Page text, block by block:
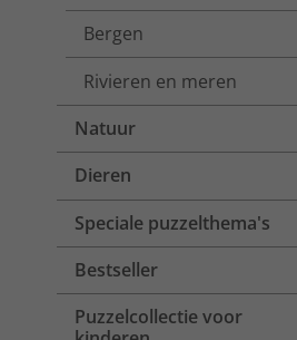
Bergen
Rivieren en meren
Natuur
Dieren
Speciale puzzelthema's
Bestseller
Puzzelcollectie voor